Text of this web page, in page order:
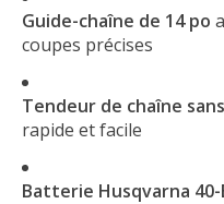
Guide-chaîne de 14 po
coupes précises
Tendeur de chaîne
rapide et facile
Batterie Husqvarna 40-